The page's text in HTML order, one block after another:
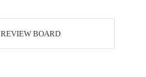
REVIEW BOARD